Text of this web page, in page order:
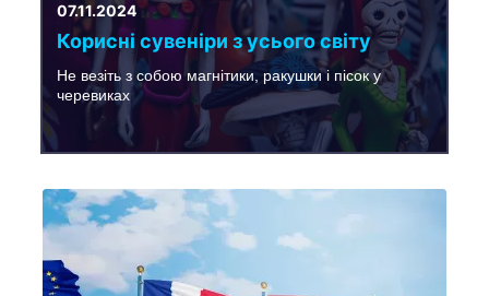
07.11.2024
Корисні сувеніри з усього світу
Не везіть з собою магнітики, ракушки і пісок у
черевиках